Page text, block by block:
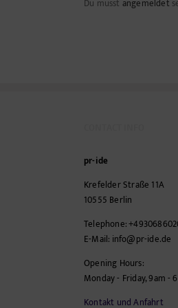
Du musst angemeldet
pr-ide
Krefelder Straße 11A
10555 Berlin
Telephone:
E-Mail: info@pr-ide.de
Opening Hours:
Monday - Friday, 9am -
Kontakt und Anfahrt